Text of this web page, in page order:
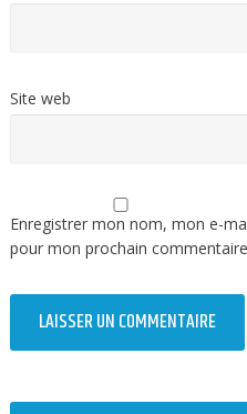
Site web
Enregistrer mon nom, mon e-
pour mon prochain